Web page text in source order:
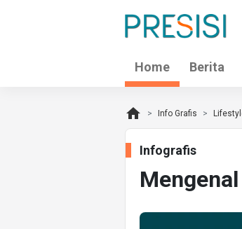
Home Berita
home Info Grafis
Infografis